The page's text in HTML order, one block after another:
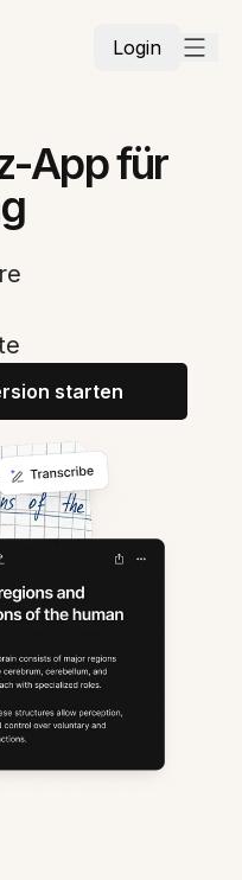
Login
App für
starten